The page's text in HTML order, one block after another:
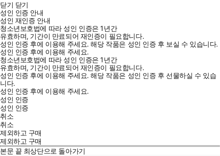
닫기 닫기
성인 인증 안내
성인 재인증 안내
청소년보호법에 따라 성인 인증은 1년간
유효하며, 기간이 만료되어 재인증이 필요합니다.
성인 인증 후에 이용해 주세요.해당 작품은 성인 인증 후 보실 수 있습니다.
성인 인증 후에 이용해 주세요.
청소년보호법에 따라 성인 인증은 1년간
유효하며, 기간이 만료되어 재인증이 필요합니다.
성인 인증 후에 이용해 주세요.해당 작품은 성인 인증 후 선물하실 수 있습
니다.
성인 인증 후에 이용해 주세요.
성인 인증
성인 인증
취소
취소
제외하고 구매
제외하고 구매
본문 끝 최상단으로 돌아가기